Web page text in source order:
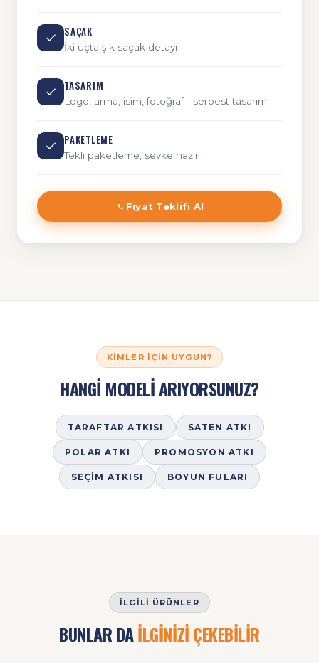
SAÇAK
İki uçta şık saçak detayı
TASARIM
Logo, arma, isim, fotoğraf - serbest tasarım
PAKETLEME
Tekli paketleme, sevke hazır
Fiyat Teklifi Al
KIMLER İÇIN UYGUN?
HANGİ MODELİ ARIYORSUNUZ?
TARAFTAR ATKISI SATEN ATKI
POLAR ATKI PROMOSYON ATKI
SEÇIM ATKISI BOYUN FULARI
İLGILI ÜRÜNLER
BUNLAR DAİLGİNİZİ ÇEKEBİLİR